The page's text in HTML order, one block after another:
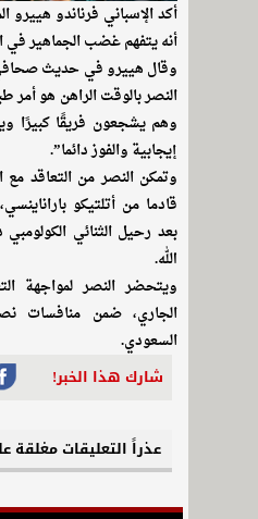
أكد الإسباني فرناندو هييرو
أنه يتفهم غضب الجماهير في
وقال هييرو في حديث
النصر بالوقت الراهن هو أمر
وهم يشجعون فريقًا كبيرًا
إيجابية والفوز دائما”.
وتمكن النصر من التعاقد مع
قادما من أتلتيكو
بعد رحيل الثنائي
الله.
الجاري، ضمن منافسات
السعودي.
شارك هذا الخبر!
عذراً التعليقات مغلقة